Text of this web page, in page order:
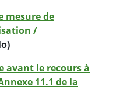
mesure de
/
avant le recours à
11.1 de la